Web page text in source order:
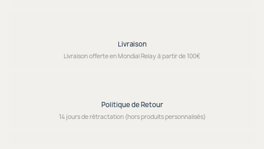
Livraison
Livraison offerte en Mondial Relay à partir de 100€
Politique de Retour
14 jours de rétractation (hors produits personnalisés)